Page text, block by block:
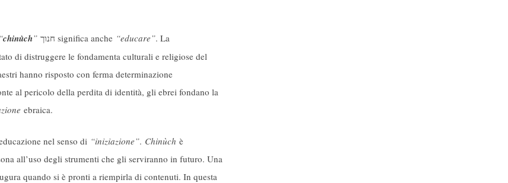
chinùch” חנוך significa anche “educare”. La
di distruggere le fondamenta culturali e religiose del
hanno risposto con ferma determinazione
al pericolo della perdita di identità, gli ebrei fondano la
ebraica.
nel senso di “iniziazione”. Chinùch è
all’uso degli strumenti che gli serviranno in futuro. Una
quando si è pronti a riempirla di contenuti. In questa